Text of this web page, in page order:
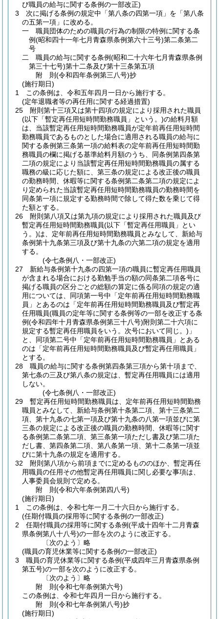
び職員の給与に関する条例の一部改正)
3
次に掲げる条例の規定中「第八条の四第一項」を「第八条
の五第一項」に改める。
一
職員団体のための職員の行為の制限の特例に関する条
例(昭和四十一年七月青森県条例第六十三号)第二条第二
号
二
職員の給与に関する条例(昭和二十六年七月青森県条例
第三十七号)第十二条及び第十三条第五項
附 則(令和四年条例第三八号)抄
(施行期日)
1
この条例は、令和五年四月一日から施行する。
(定年退職者等の再任用に関する経過措置)
25
附則第十三項又は第十四項の規定により採用された職員
(以下「暫定再任用短時間勤務職員」という。)の給料月額
は、当該暫定再任用短時間勤務職員が定年前再任用短時間
勤務職員であるものとした場合に適用される職員の給与に
関する条例第三条第一項の給料表の定年前再任用短時間勤
務職員の欄に掲げる基準給料月額のうち、同条例第四条第
二項の規定により当該暫定再任用短時間勤務職員の属する
職務の級に応じた額に、第三条の規定による改正後の職員
の勤務時間、休暇等に関する条例第二条第二項の規定によ
り定められた当該暫定再任用短時間勤務職員の勤務時間を
同条第一項に規定する勤務時間で除して得た数を乗じて得
た額とする。
26
附則第八項又は第九項の規定により採用された職員及び
暫定再任用短時間勤務職員(以下「暫定再任用職員」とい
う。)は、定年前再任用短時間勤務職員とみなして、新給与
条例第十九条第三項及び第十九条の六第二項の規定を適用
する。
(令七条例八・一部改正)
27
新給与条例第十九条の四第一項の職員に暫定再任用職員
が含まれる場合における勤勉手当の額の同条第二項各号に
掲げる職員の区分ごとの総額の算定に係る同項の規定の適
用については、同項第一号中「定年前再任用短時間勤務職
員」とあるのは「定年前再任用短時間勤務職員及び暫定再
任用職員(職員の定年等に関する条例等の一部を改正する条
例(令和四年十月青森県条例第三十八号)附則第二十六項に
規定する暫定再任用職員をいう。次号において同じ。) 」
と、同項第二号中「定年前再任用短時間勤務職員」とある
のは「定年前再任用短時間勤務職員及び暫定再任用職員」
とする。
28
職員の給与に関する条例第四条第三項から第十項まで、
第七条の三及び第八条の規定は、暫定再任用職員には適用
しない。
(令七条例八・一部改正)
29
暫定再任用短時間勤務職員は、定年前再任用短時間勤務
職員とみなして、新給与条例第十条第二項、第十三条第二
項、第十九条の七第一項及び第十九条の八第一項並びに第
三条の規定による改正後の職員の勤務時間、休暇等に関す
る条例第二条第二項、第三条第一項ただし書及び第二項た
だし書、第四条第二項、第八条第一項、第十二条第一項並
びに第十九条の規定を適用する。
32
附則第八項から前項までに定めるもののほか、暫定再任
用職員の任用その他暫定再任用職員に関し必要な事項は、
人事委員会規則で定める。
附 則(令和六年条例第四八号)
(施行期日)
1
この条例は、令和七年一月二十六日から施行する。
(任期付職員の採用等に関する条例の一部改正)
2
任期付職員の採用等に関する条例(平成十四年十二月青森
県条例第八十八号)の一部を次のように改正する。
〔次のよう〕略
(職員の育児休業等に関する条例の一部改正)
3
職員の育児休業等に関する条例(平成四年三月青森県条例
第五号)の一部を次のように改正する。
〔次のよう〕略
附 則(令和七年条例第六号)
この条例は、令和七年四月一日から施行する。
附 則(令和七年条例第八号)抄
(施行期日)